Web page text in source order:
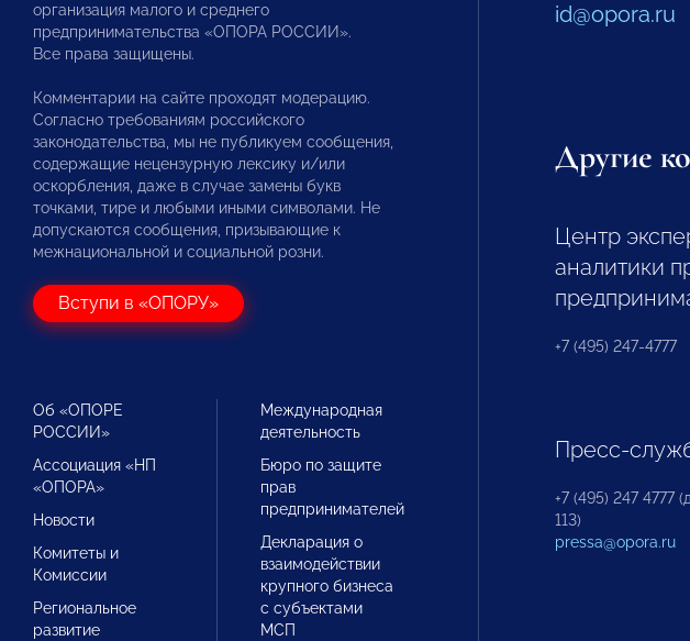
организация малого и среднего
предпринимательства «ОПОРА РОССИИ».
Все права защищены.
Комментарии на сайте проходят модерацию.
Согласно требованиям российского
законодательства, мы не публикуем сообщения,
содержащие нецензурную лексику и/или
оскорбления, даже в случае замены букв
точками, тире и любыми иными символами. Не
допускаются сообщения, призывающие к
межнациональной и социальной розни.
Вступи в «ОПОРУ»
Об «ОПОРЕ
РОССИИ»
Ассоциация «НП
«ОПОРА»
Новости
Комитеты и
Комиссии
Региональное
развитие
Международная
деятельность
Бюро по защите
прав
предпринимателей
Декларация о
взаимодействии
крупного бизнеса
с субъектами
МСП
id@opora.ru
Другие
Центр
аналитики
+7 (495) 247-4777
Пресс-
+7 (495) 247 4777
113)
pressa@opora.ru